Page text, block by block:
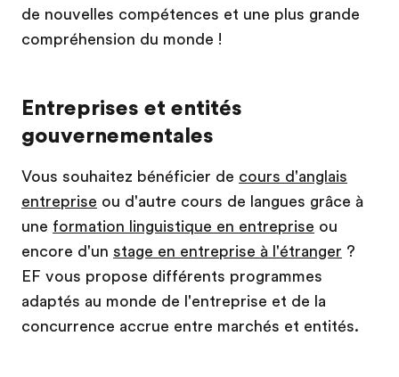
de nouvelles compétences et une plus grande
compréhension du monde !
Entreprises et entités
gouvernementales
Vous souhaitez bénéficier de cours d'anglais
entreprise ou d'autre cours de langues grâce à
une formation linguistique en entreprise ou
encore d'un stage en entreprise à l'étranger ?
EF vous propose différents programmes
adaptés au monde de l'entreprise et de la
concurrence accrue entre marchés et entités.